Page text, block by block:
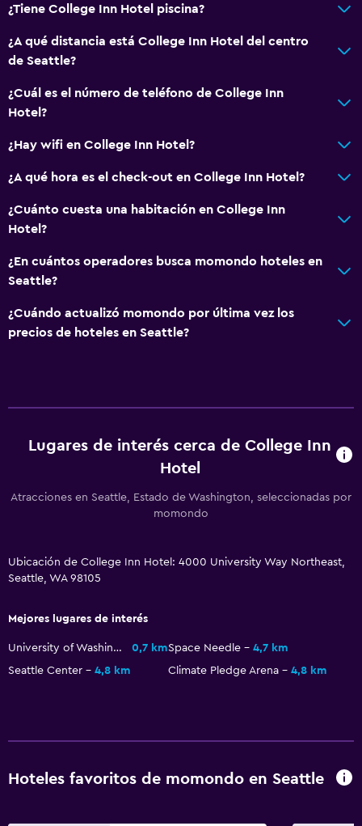
Albornoz
Baño privado
Ducha italiana
General
Acceso al salón ejecutivo
Habitaciones familiares
Zona de estar
Sofá
Alfombrado
Vista a la ciudad
Espacio de almacenamiento
TV de pantalla plana
Sala de estar/TV compartida
Accesibilidad y adecuación
Almohada hipoalergénica
Cafetería
¿Tiene College Inn Hotel piscina?
¿A qué distancia está College Inn Hotel del centro
de Seattle?
¿Cuál es el número de teléfono de College Inn
Hotel?
¿Hay wifi en College Inn Hotel?
¿A qué hora es el check-out en College Inn Hotel?
¿Cuánto cuesta una habitación en College Inn
Hotel?
¿En cuántos operadores busca momondo hoteles en
Seattle?
¿Cuándo actualizó momondo por última vez los
precios de hoteles en Seattle?
Lugares de interés cerca de College Inn
Hotel
Atracciones en Seattle, Estado de Washington, seleccionadas por
momondo
Ubicación de College Inn Hotel: 4000 University Way Northeast,
Seattle, WA 98105
Mejores lugares de interés
University of Washington 0,7 kmSpace Needle
4,7 km
Seattle Center
4,8 km Climate Pledge Arena 4,8 km
Hoteles favoritos de momondo en Seattle